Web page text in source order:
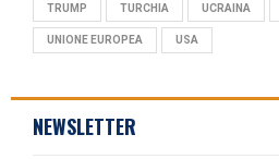
TRUMP TURCHIA UCRAINA
UNIONE EUROPEA USA
NEWSLETTER